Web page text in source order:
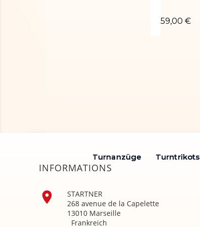
59,00 €
Turnanzüge Turntrikots
Turnanzüge Turntrikots
INFORMATIONS

STARTNER
268 avenue de la Capelette
13010 Marseille
Frankreich